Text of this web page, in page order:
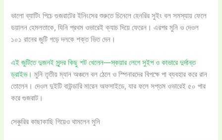
ভালো ব্যাটিং পিচে গুজরাটের ইনিংসের শুরুতে চিনেলে হেনরির সুইং বল সমস্যায় ফেলে
ডয়ালন হেমলতাকে, যিনি প্রথম ওভারেই ক্যাচ দিয়ে ফেরেন। এরপর মুনি ও দেওল
১০১ রানের জুটি গড়ে দলকে শক্ত ভিত দেন।
এই জুটিতে দুজনই সুন্দর কিছু শট খেলেন—স্কয়ার লেগে সুইপ ও কাভারে দুর্দান্ত
ড্রাইভ। মুনি তৃতীয় ম্যান অঞ্চলে বল ঠেলে ও স্পিনারদের বিপক্ষে পা ব্যবহার করে রান
তোলেন। দেওল দুইটি বাউন্ডারি মারেন অফসাইডে, যার ফলে সপ্তম ওভারেই ৫০ পার
করে গুজরাট।
সেঞ্চুরির কাছাকাছি গিয়েও থামলেন মুনি